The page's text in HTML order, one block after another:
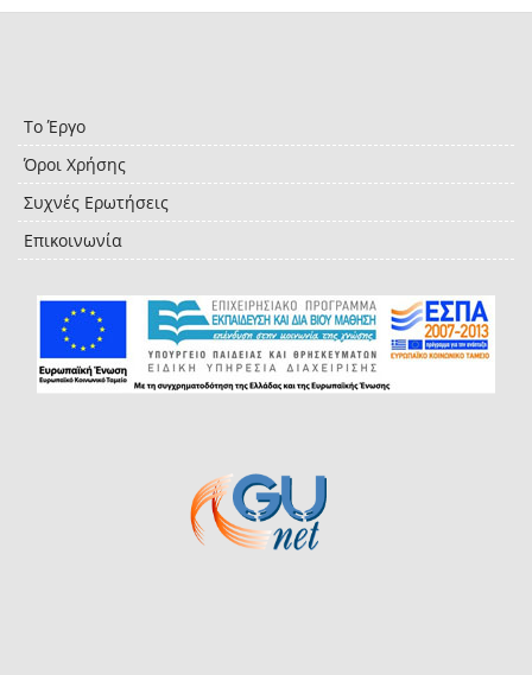
Το Έργο
Όροι Χρήσης
Συχνές Ερωτήσεις
Επικοινωνία